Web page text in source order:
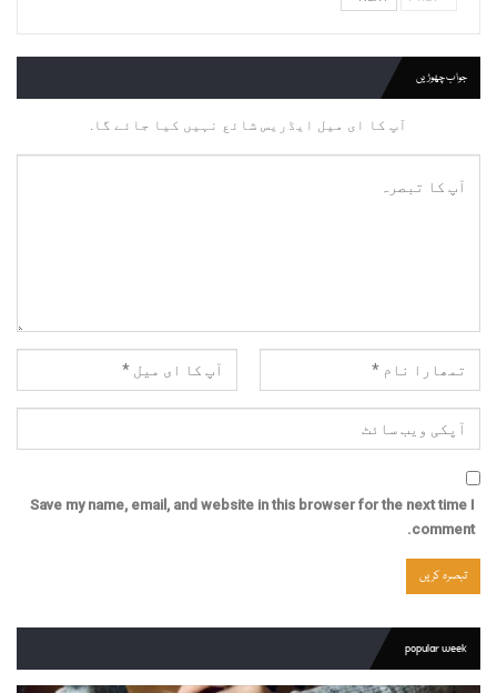
جواب چھوڑیں
آپ کا ای میل ایڈریس شائع نہیں کیا جائے گا.
Save my name, email, and website in this browser for the next time I
comment.
popular week